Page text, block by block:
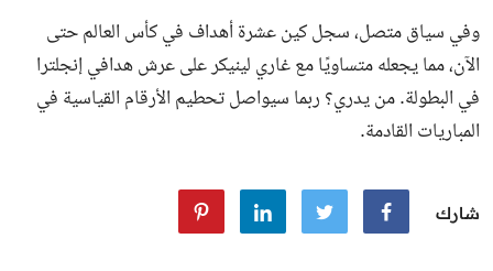
وفي سياق متصل، سجل كين عشرة أهداف في كأس العالم حتى
الآن، مما يجعله متساويًا مع غاري لينيكر على عرش هدافي إنجلترا
في البطولة. من يدري؟ ربما سيواصل تحطيم الأرقام القياسية في
المباريات القادمة.
شارك